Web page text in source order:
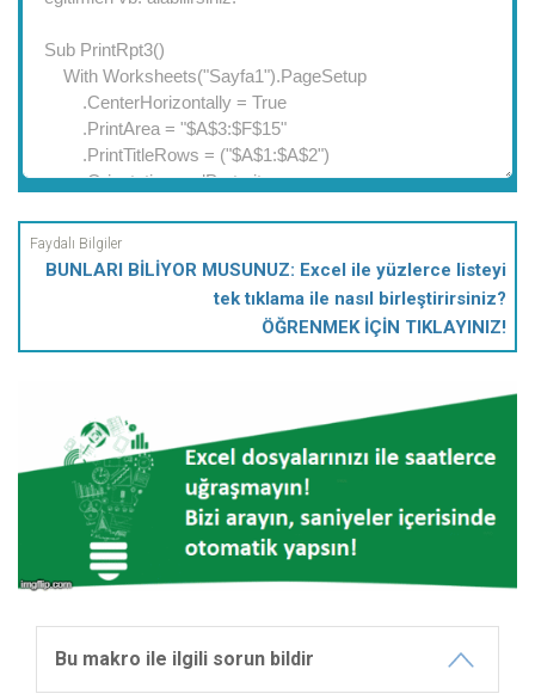
BUNLARI BİLİYOR MUSUNUZ: Excel ile yüzlerce listeyi
tek tıklama ile nasıl birleştirirsiniz?
ÖĞRENMEK İÇİN TIKLAYINIZ!
Bu makro ile ilgili sorun bildir